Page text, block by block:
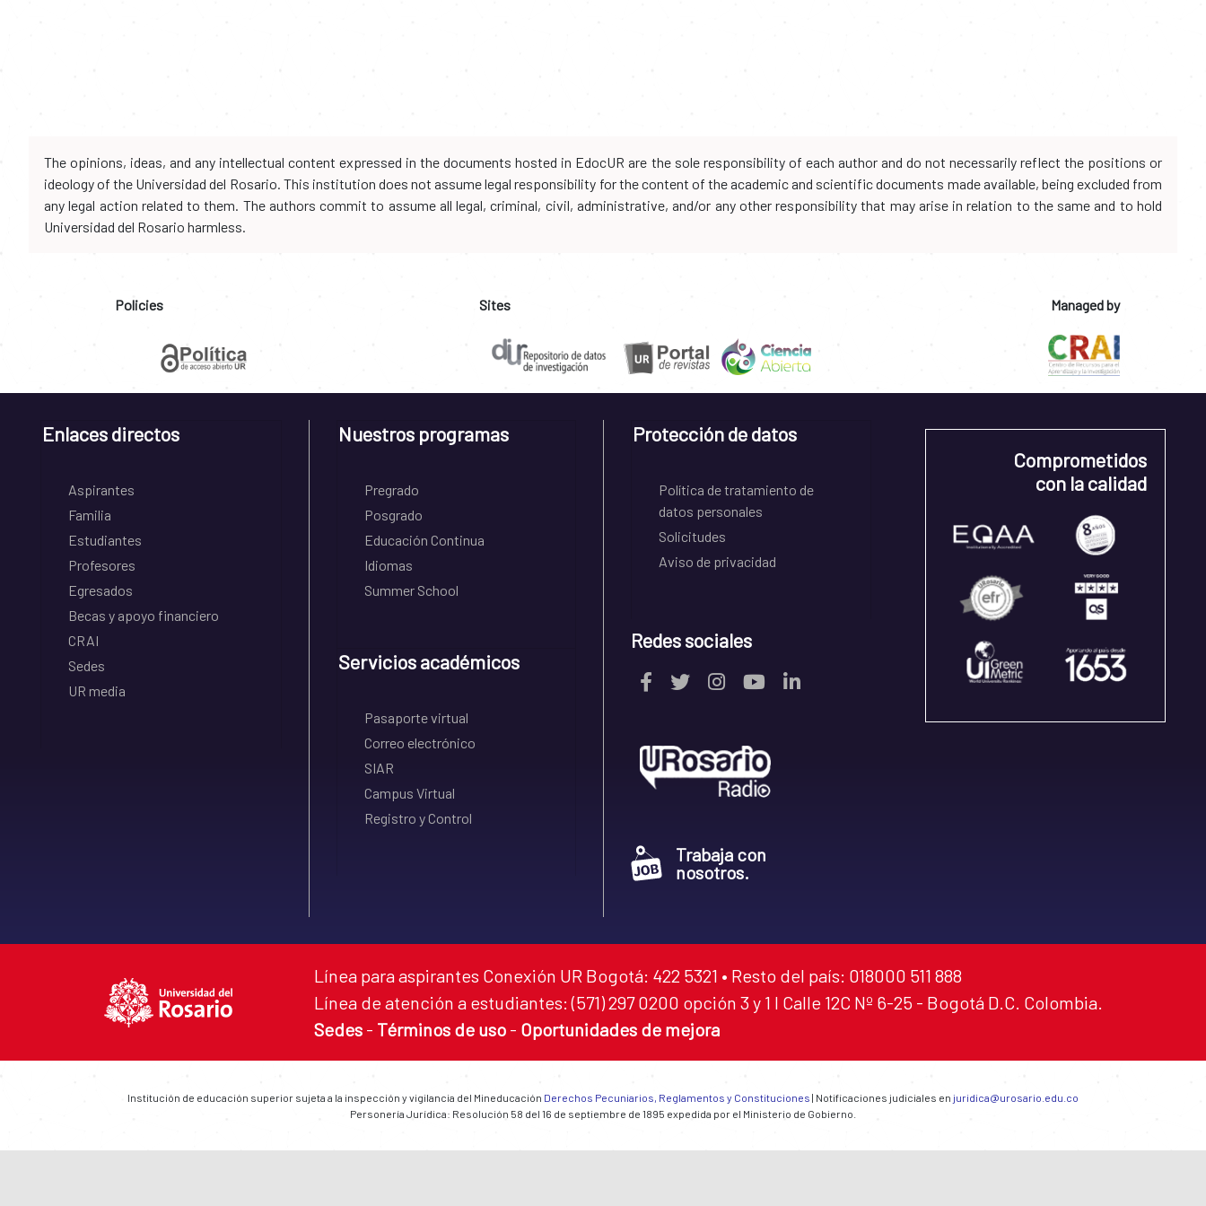
The opinions, ideas, and any intellectual content expressed in the documents hosted in EdocUR are the sole responsibility of each author and do not necessarily reflect the positions or
ideology of the Universidad del Rosario. This institution does not assume legal responsibility for the content of the academic and scientific documents made available, being excluded from
any legal action related to them. The authors commit to assume all legal, criminal, civil, administrative, and/or any other responsibility that may arise in relation to the same and to hold
Universidad del Rosario harmless.
Policies Sites Managed by
Enlaces directos
Aspirantes
Familia
Estudiantes
Profesores
Egresados
Becas y apoyo financiero
CRAI
Sedes
UR media
Nuestros programas
Pregrado
Posgrado
Educación Continua
Idiomas
Summer School
Servicios académicos
Pasaporte virtual
Correo electrónico
SIAR
Campus Virtual
Registro y Control
Protección de datos
Política de tratamiento de
datos personales
Solicitudes
Aviso de privacidad
Redes sociales
Trabaja con
nosotros.
Comprometidos
con la calidad
Línea para aspirantes Conexión UR Bogotá: 422 5321 • Resto del país: 018000 511 888
Línea de atención a estudiantes: (571) 297 0200 opción 3 y 1 I Calle 12C Nº 6-25 - Bogotá D.C. Colombia.
Sedes - Términos de uso - Oportunidades de mejora
Institución de educación superior sujeta a la inspección y vigilancia del Mineducación Derechos Pecuniarios, Reglamentos y Constituciones | Notificaciones judiciales en juridica@urosario.edu.co
Personería Jurídica: Resolución 58 del 16 de septiembre de 1895 expedida por el Ministerio de Gobierno.